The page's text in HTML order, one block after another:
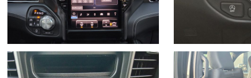
ACQUISTANDO UNA RAM HAI SOLO VANTAGGI:
- NO BOLLO E SUPERBOLLO (solo bollo ridotto 50 € l'anno)
- Ammortamento al 100% anche in Leasing per possessori P.IVA.
- fino a 600km con 70€ di GPL
- Comfort di un SUV Premium
- Minore svalutazione rispetto ad un SUV Europeo